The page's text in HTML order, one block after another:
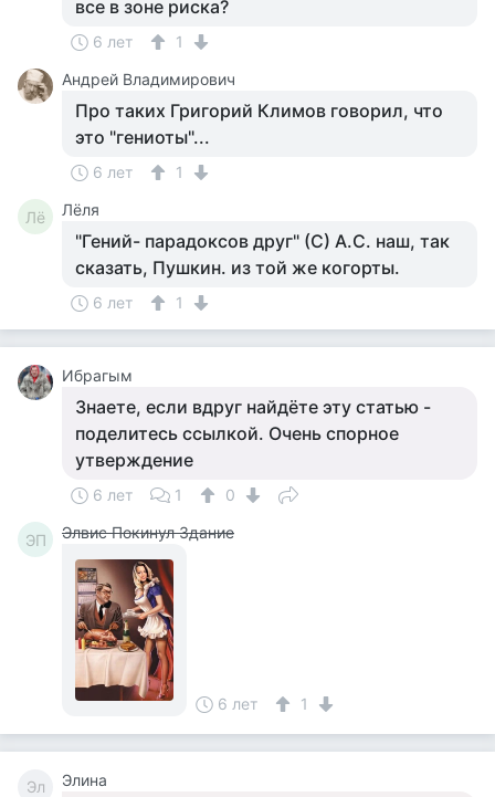
все в зоне риска?
6 лет
1
Андрей Владимирович
Про таких Григорий Климов говорил, что
это "гениоты"...
6 лет 1
Лё Лёля
"Гений- парадоксов друг" (С) А.С. наш, так
сказать, Пушкин. из той же когорты.
6 лет 1
Ибрагым
Знаете, если вдруг найдёте эту статью -
поделитесь ссылкой. Очень спорное
утверждение
6 лет 1 0
ЭП Элвис Покинул Здание
6 лет 1
Эл Элина